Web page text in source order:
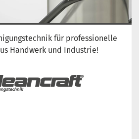
für professionelle
Handwerk und Industrie!